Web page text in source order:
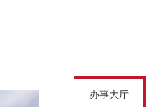
办事大厅